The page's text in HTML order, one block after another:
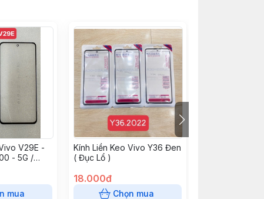
V29E -
- 5G /
- 5G /
/ S18E
mua
Kính Liền Keo Vivo Y36 Đen
( Đục Lổ )
18.000đ
Chọn mua